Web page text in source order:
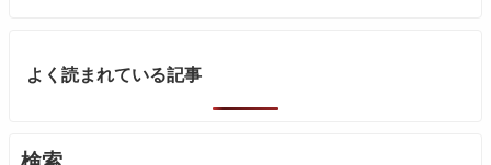
よく読まれている記事